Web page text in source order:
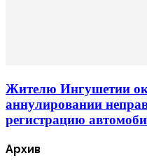
Жителю Ингушетии
аннулировании
регистрацию
Архив